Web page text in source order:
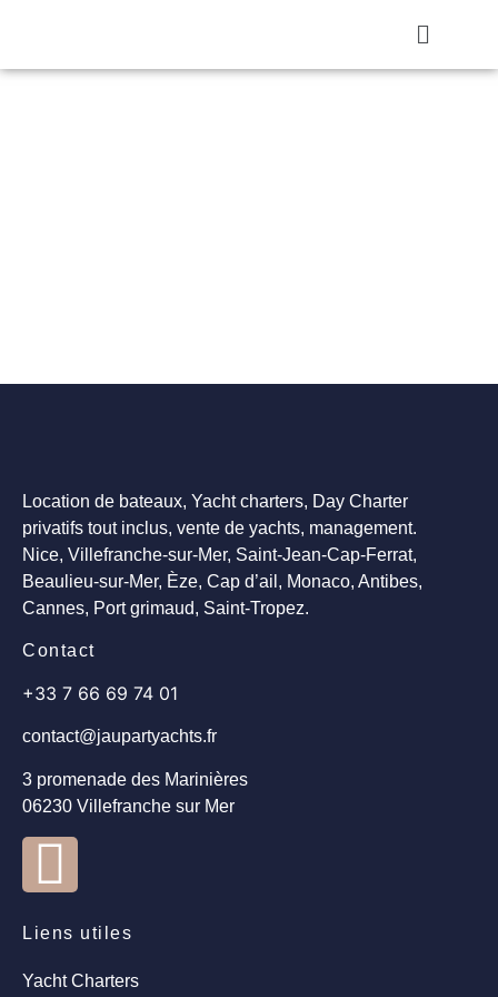
Location de bateaux, Yacht charters, Day Charter
privatifs tout inclus, vente de yachts, management.
Nice, Villefranche-sur-Mer, Saint-Jean-Cap-Ferrat,
Beaulieu-sur-Mer, Èze, Cap d’ail, Monaco, Antibes,
Cannes, Port grimaud, Saint-Tropez.
Contact
+33 7 66 69 74 01
contact@jaupartyachts.fr
3 promenade des Marinières
06230 Villefranche sur Mer
Liens utiles
Yacht Charters